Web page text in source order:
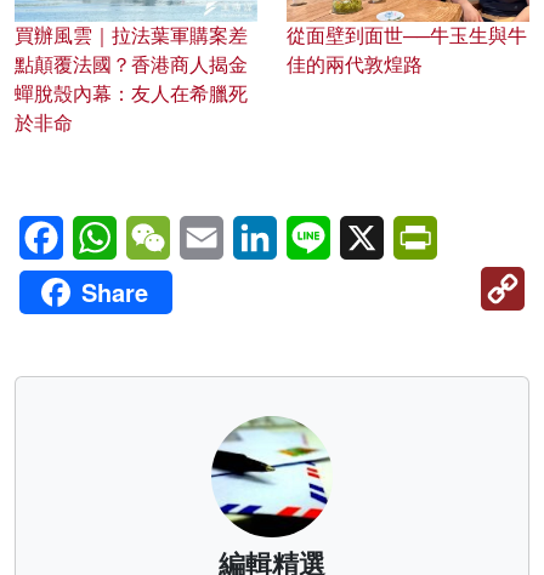
買辦風雲｜拉法葉軍購案差
點顛覆法國？香港商人揭金
蟬脫殼內幕：友人在希臘死
於非命
從面壁到面世──牛玉生與牛
佳的兩代敦煌路
FacebookWhatsAppWeChatEmail LinkedInLine X
Share
編輯精選